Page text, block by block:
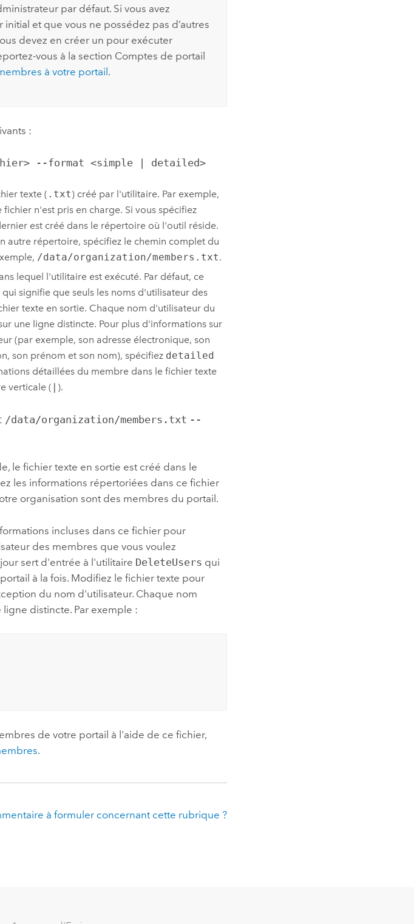
par défaut. Si vous avez
et que vous ne possédez pas d’autres
devez en créer un pour exécuter
vous à la section Comptes de portail
à votre portail .
:
--format <simple | detailed>
texte ( .txt) créé par l'utilitaire. Par exemple,
fichier n'est pris en charge. Si vous spécifiez
est créé dans le répertoire où l'outil réside.
autre répertoire, spécifiez le chemin complet du
/data/organization/members.txt.
lequel l'utilitaire est exécuté. Par défaut, ce
qui signifie que seuls les noms d'utilisateur des
texte en sortie. Chaque nom d'utilisateur du
une ligne distincte. Pour plus d'informations sur
(par exemple, son adresse électronique, son
son prénom et son nom), spécifiez detailed
détaillées du membre dans le fichier texte
verticale (
).
/data/organization/members.txt --
le fichier texte en sortie est créé dans le
les informations répertoriées dans ce fichier
organisation sont des membres du portail.
incluses dans ce fichier pour
des membres que vous voulez
sert d'entrée à l'utilitaire DeleteUsers qui
à la fois. Modifiez le fichier texte pour
du nom d'utilisateur. Chaque nom
distincte. Par exemple :
de votre portail à l'aide de ce fichier,
.
à formuler concernant cette rubrique ?